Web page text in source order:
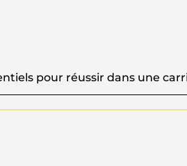
pour réussir dans une